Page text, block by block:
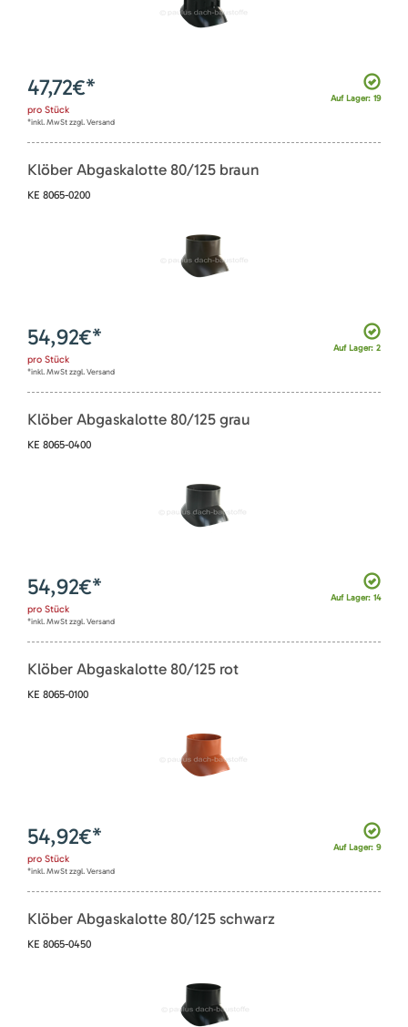
Auf Lager: 19
47,72€*
pro Stück
*inkl. MwSt zzgl. Versand
Klöber Abgaskalotte 80/125 braun
KE 8065-0200
Auf Lager: 2
54,92€*
pro Stück
*inkl. MwSt zzgl. Versand
Klöber Abgaskalotte 80/125 grau
KE 8065-0400
Auf Lager: 14
54,92€*
pro Stück
*inkl. MwSt zzgl. Versand
Klöber Abgaskalotte 80/125 rot
KE 8065-0100
Auf Lager: 9
54,92€*
pro Stück
*inkl. MwSt zzgl. Versand
Klöber Abgaskalotte 80/125 schwarz
KE 8065-0450